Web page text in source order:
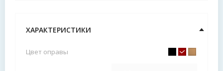
Цвет оправы
ХАРАКТЕРИСТИКИ